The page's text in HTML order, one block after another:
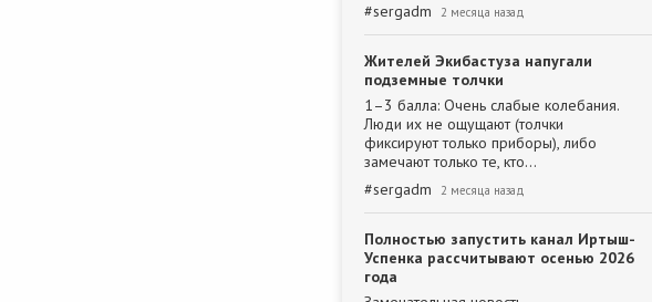
#sergadm 2 месяца назад
Жителей Экибастуза напугали
подземные толчки
1–3 балла: Очень слабые колебания.
Люди их не ощущают (толчки
фиксируют только приборы), либо
замечают только те, кто…
#sergadm 2 месяца назад
Полностью запустить канал Иртыш-
Успенка рассчитывают осенью 2026
года